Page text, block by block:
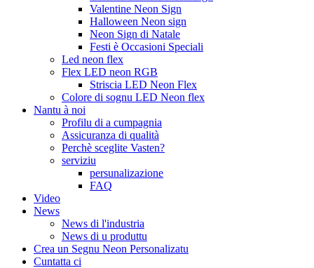
Valentine Neon Sign
Halloween Neon sign
Neon Sign di Natale
Festi è Occasioni Speciali
Led neon flex
Flex LED neon RGB
Striscia LED Neon Flex
Colore di sognu LED Neon flex
Nantu à noi
Profilu di a cumpagnia
Assicuranza di qualità
Perchè sceglite Vasten?
serviziu
persunalizazione
FAQ
Video
News
News di l'industria
News di u produttu
Crea un Segnu Neon Personalizatu
Cuntatta ci